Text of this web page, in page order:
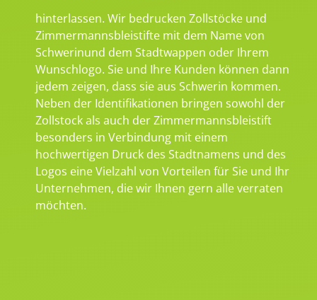
hinterlassen. Wir bedrucken Zollstöcke und
Zimmermannsbleistifte mit dem Name von
Schwerinund dem Stadtwappen oder Ihrem
Wunschlogo. Sie und Ihre Kunden können dann
jedem zeigen, dass sie aus Schwerin kommen.
Neben der Identifikationen bringen sowohl der
Zollstock als auch der Zimmermannsbleistift
besonders in Verbindung mit einem
hochwertigen Druck des Stadtnamens und des
Logos eine Vielzahl von Vorteilen für Sie und Ihr
Unternehmen, die wir Ihnen gern alle verraten
möchten.